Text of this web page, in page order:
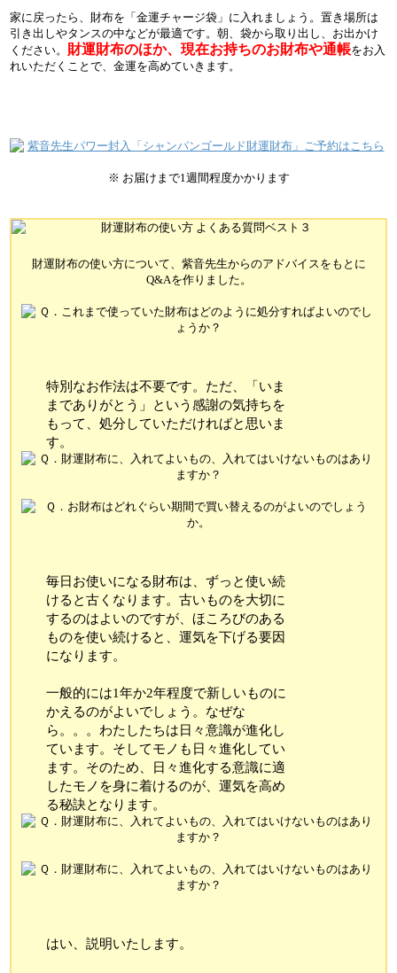
家に戻ったら、財布を「金運チャージ袋」に入れましょう。置き場所は
引き出しやタンスの中などが最適です。朝、袋から取り出し、お出かけ
ください。 財運財布のほか、現在お持ちのお財布や通帳をお入
れいただくことで、金運を高めていきます。
※ お届けまで1週間程度かかります
財運財布の使い方について、紫音先生からのアドバイスをもとに
Q&Aを作りました。
特別なお作法は不要です。ただ、「いま
までありがとう」という感謝の気持ちを
もって、処分していただければと思いま
す。
毎日お使いになる財布は、ずっと使い続
けると古くなります。古いものを大切に
するのはよいのですが、ほころびのある
ものを使い続けると、運気を下げる要因
になります。
一般的には1年か2年程度で新しいものに
かえるのがよいでしょう。なぜな
ら。。。わたしたちは日々意識が進化し
ています。そしてモノも日々進化してい
ます。そのため、日々進化する意識に適
したモノを身に着けるのが、運気を高め
る秘訣となります。
はい、説明いたします。